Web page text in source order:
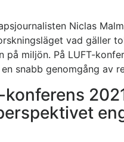
Niclas
vad gäller
på miljön. På LUFT-
en snabb genomgång av
konferens